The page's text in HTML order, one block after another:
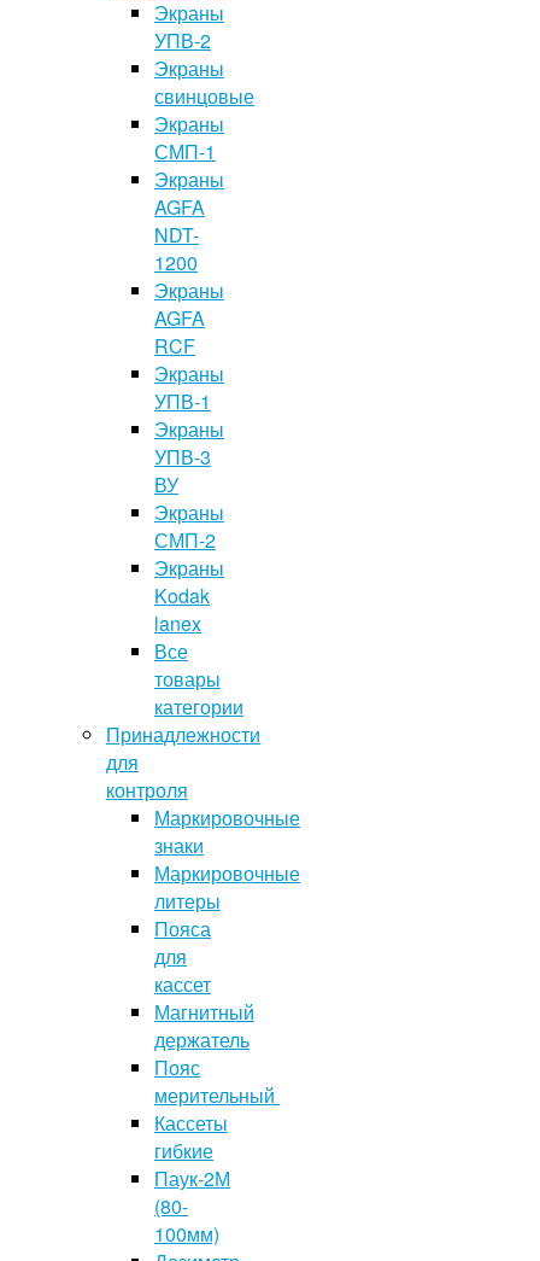
Экраны
УПВ-2
Экраны
свинцовые
Экраны
СМП-1
Экраны
AGFA
NDT-
1200
Экраны
AGFA
RCF
Экраны
УПВ-1
Экраны
УПВ-3
ВУ
Экраны
СМП-2
Экраны
Kodak
lanex
Все
товары
категории
Принадлежности
для
контроля
Маркировочные
знаки
Маркировочные
литеры
Пояса
для
кассет
Магнитный
держатель
Пояс
мерительный
Кассеты
гибкие
Паук-2М
(80-
100мм)